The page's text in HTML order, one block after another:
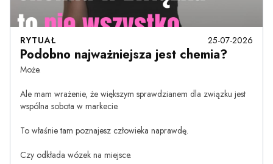
RYTUAŁ 25-07-2026
Podobno najważniejsza jest chemia?
Może.
Ale mam wrażenie, że większym sprawdzianem dla związku jest
wspólna sobota w markecie.
To właśnie tam poznajesz człowieka naprawdę.
Czy odkłada wózek na miejsce.